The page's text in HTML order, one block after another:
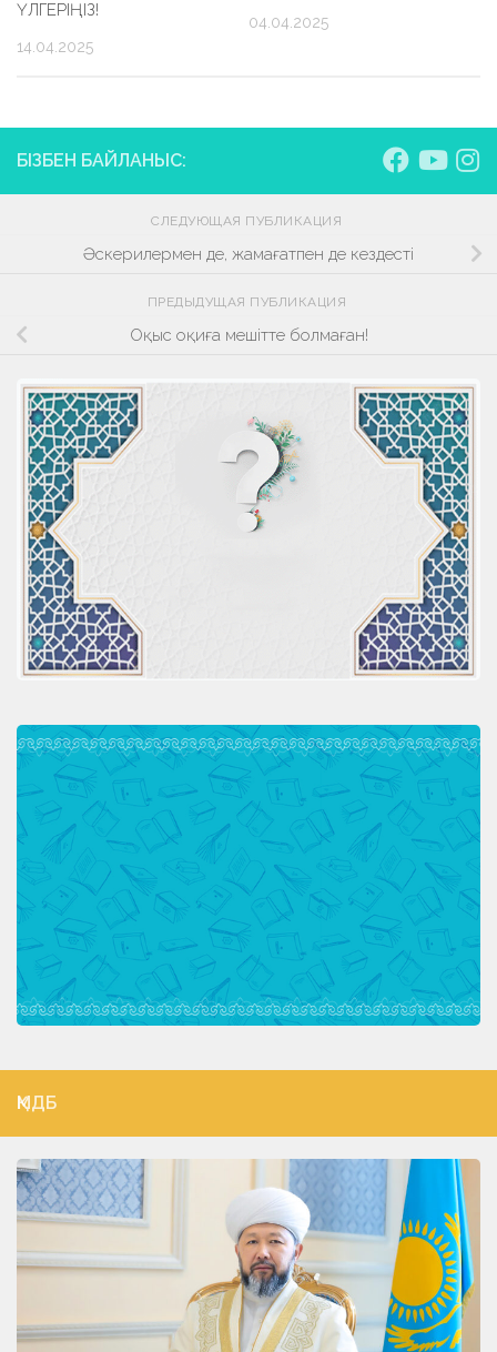
ҮЛГЕРІҢІЗ!
14.04.2025
04.04.2025
БІЗБЕН БАЙЛАНЫС:
СЛЕДУЮЩАЯ ПУБЛИКАЦИЯ
Әскерилермен де, жамағатпен де кездесті
ПРЕДЫДУЩАЯ ПУБЛИКАЦИЯ
Оқыс оқиға мешітте болмаған!
ҚМДБ